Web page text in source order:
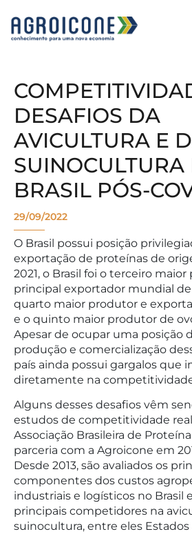
DESAFIOS DA
AVICULTURA E
SUINOCULTURA
BRASIL PÓS-
29/09/2022
O Brasil possui posição
exportação de proteínas de
2021, o Brasil foi o terceiro
principal exportador mundial
quarto maior produtor e
e o quinto maior produtor de
Apesar de ocupar uma posição
produção e comercialização
país ainda possui gargalos que
diretamente na
Alguns desses desafios vêm
estudos de competitividade
Associação Brasileira de
parceria com a Agroicone em
Desde 2013, são avaliados os
componentes dos custos
industriais e logísticos no Brasil
principais competidores na
suinocultura, entre eles Estados